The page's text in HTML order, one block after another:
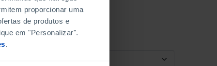
proporcionar uma
de produtos e
em "Personalizar".
.
ORDENAR POR